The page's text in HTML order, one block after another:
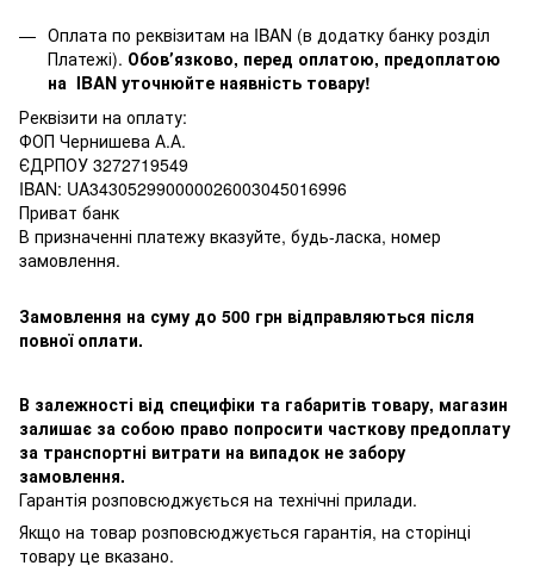
Оплата по реквізитам на IBAN (в додатку банку розділ
Платежі). Обовʼязково, перед оплатою, предоплатою
на IBAN уточнюйте наявність товару!
Реквізити на оплату:
ФОП Чернишева А.А.
ЄДРПОУ 3272719549
IBAN: UA343052990000026003045016996
Приват банк
В призначенні платежу вказуйте, будь-ласка, номер
замовлення.
Замовлення на суму до 500 грн відправляються після
повної оплати.
В залежності від специфіки та габаритів товару, магазин
залишає за собою право попросити часткову предоплату
за транспортні витрати на випадок не забору
замовлення.
Гарантія розповсюджується на технічні прилади.
Якщо на товар розповсюджується гарантія, на сторінці
товару це вказано.